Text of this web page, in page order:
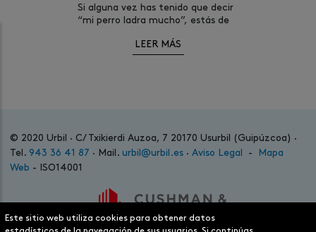
Si alguna vez has tenido que decir
“mi perro ladra mucho”, estás de
entrada del blog hablaremos de
LEER MÁS
© 2020 Urbil · C/ Txikierdi Auzoa, 7 20170 Usurbil (Guipúzcoa) ·
Tel. 943 36 41 87 · Mail. urbil@urbil.es · Aviso Legal -
Mapa
Web - ISO14001
Este sitio web utiliza cookies para obtener datos